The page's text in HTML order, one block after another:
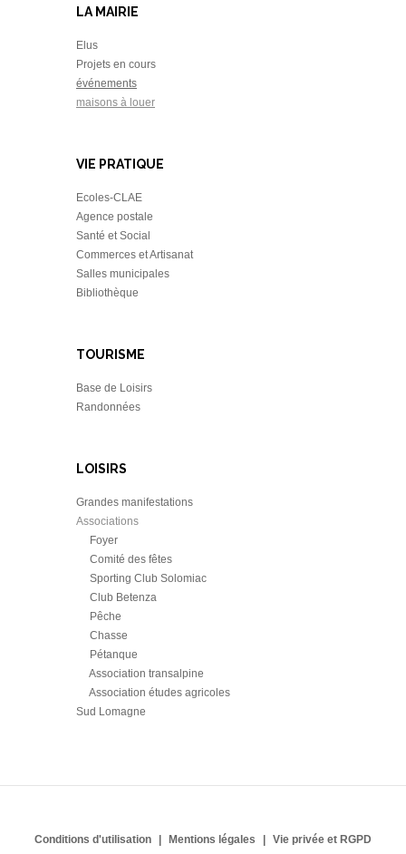
LA MAIRIE
Elus
Projets en cours
événements
maisons à louer
VIE PRATIQUE
Ecoles-CLAE
Agence postale
Santé et Social
Commerces et Artisanat
Salles municipales
Bibliothèque
TOURISME
Base de Loisirs
Randonnées
LOISIRS
Grandes manifestations
Associations
Foyer
Comité des fêtes
Sporting Club Solomiac
Club Betenza
Pêche
Chasse
Pétanque
Association transalpine
Association études agricoles
Sud Lomagne
Conditions d'utilisation Mentions légales Vie privée et RGPD